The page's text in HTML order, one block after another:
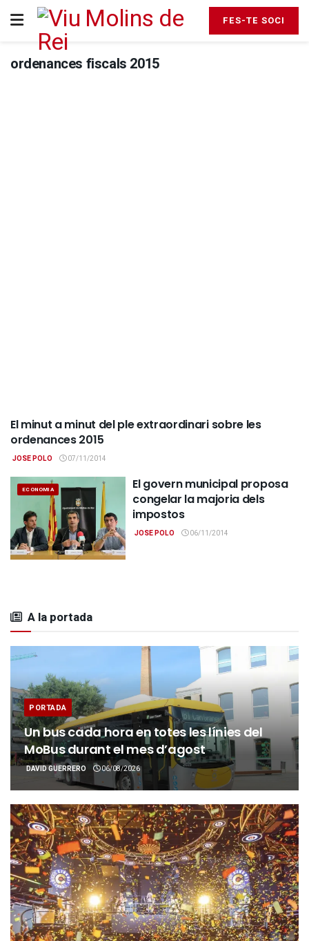
FES-TE SOCI
ordenances fiscals 2015
GENERAL
El minut a minut del ple extraordinari sobre les
ordenances 2015
JOSE POLO 07/11/2014
ECONOMIA
El govern municipal proposa
congelar la majoria dels
impostos
JOSE POLO 06/11/2014
A la portada
PORTADA
Un bus cada hora en totes les línies del
MoBus durant el mes d’agost
DAVID GUERRERO 06/08/2026